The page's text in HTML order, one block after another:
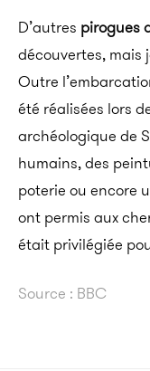
D’autres pirogues
découvertes, mais
Outre
été réalisées lors
archéologique de
humains, des
poterie ou encore
ont permis aux
était privilégiée
Source : BBC